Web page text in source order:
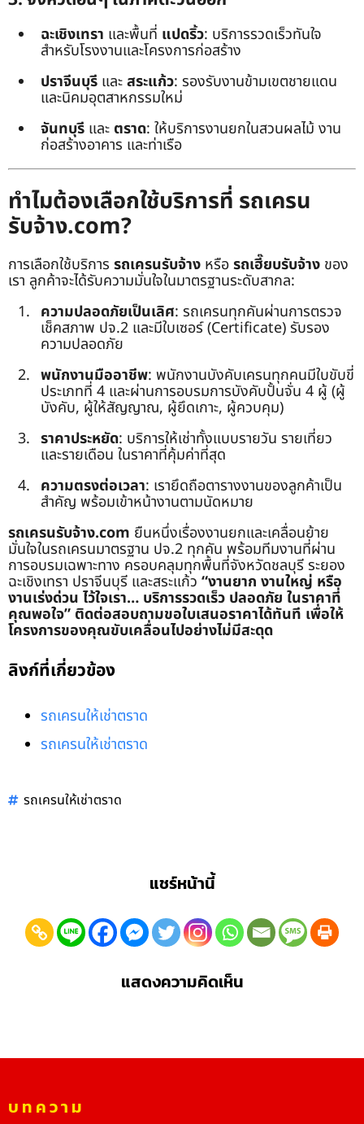
ฉะเชิงเทรา และพื้นที่ แปดริ้ว: บริการรวดเร็วทันใจ
สำหรับโรงงานและโครงการก่อสร้าง
ปราจีนบุรี และสระแก้ว: รองรับงานข้ามเขตชายแดน
และนิคมอุตสาหกรรมใหม่
จันทบุรี และ ตราด: ให้บริการงานยกในสวนผลไม้ งาน
ก่อสร้างอาคาร และท่าเรือ
ทำไมต้องเลือกใช้บริการที่ รถเครน
รับจ้าง.com?
การเลือกใช้บริการ รถเครนรับจ้าง หรือรถเฮี๊ยบรับจ้าง ของ
เรา ลูกค้าจะได้รับความมั่นใจในมาตรฐานระดับสากล:
ความปลอดภัยเป็นเลิศ: รถเครนทุกคันผ่านการตรวจ
เช็คสภาพ ปจ.2 และมีใบเซอร์ (Certificate) รับรอง
ความปลอดภัย
พนักงานมืออาชีพ: พนักงานบังคับเครนทุกคนมีใบขับขี่
ประเภทที่ 4 และผ่านการอบรมการบังคับปั้นจั่น 4 ผู้ (ผู้
บังคับ, ผู้ให้สัญญาณ, ผู้ยึดเกาะ, ผู้ควบคุม)
ราคาประหยัด: บริการให้เช่าทั้งแบบรายวัน รายเที่ยว
และรายเดือน ในราคาที่คุ้มค่าที่สุด
ความตรงต่อเวลา: เรายึดถือตารางงานของลูกค้าเป็น
สำคัญ พร้อมเข้าหน้างานตามนัดหมาย
รถเครนรับจ้าง.com ยืนหนึ่งเรื่องงานยกและเคลื่อนย้าย
มั่นใจในรถเครนมาตรฐาน ปจ.2 ทุกคัน พร้อมทีมงานที่ผ่าน
การอบรมเฉพาะทาง ครอบคลุมทุกพื้นที่จังหวัดชลบุรี ระยอง
ฉะเชิงเทรา ปราจีนบุรี และสระแก้ว “งานยาก งานใหญ่ หรือ
งานเร่งด่วน ไว้ใจเรา… บริการรวดเร็ว ปลอดภัย ในราคาที่
คุณพอใจ” ติดต่อสอบถามขอใบเสนอราคาได้ทันที เพื่อให้
โครงการของคุณขับเคลื่อนไปอย่างไม่มีสะดุด
ลิงก์ที่เกี่ยวข้อง
รถเครนให้เช่าตราด
รถเครนให้เช่าตราด
รถเครนให้เช่าตราด
แชร์หน้านี้
แสดงความคิดเห็น
บทความ